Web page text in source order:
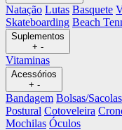
Natação Lutas Basquete
Skateboarding Beach
Suplementos
+ -
Vitaminas
Acessórios
+ -
Bandagem Bolsas/Sacolas
Postural Cotoveleira
Mochilas Óculos